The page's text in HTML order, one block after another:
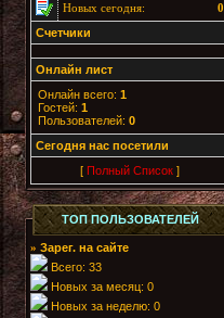
Новых сегодня:
0
Счетчики
Онлайн лист
Онлайн всего: 1
Гостей: 1
Пользователей: 0
Cегодня нас посетили
[ Полный Список ]
ТОП ПОЛЬЗОВАТЕЛЕЙ
» Зарег. на сайте
Всего: 33
Новых за месяц: 0
Новых за неделю: 0